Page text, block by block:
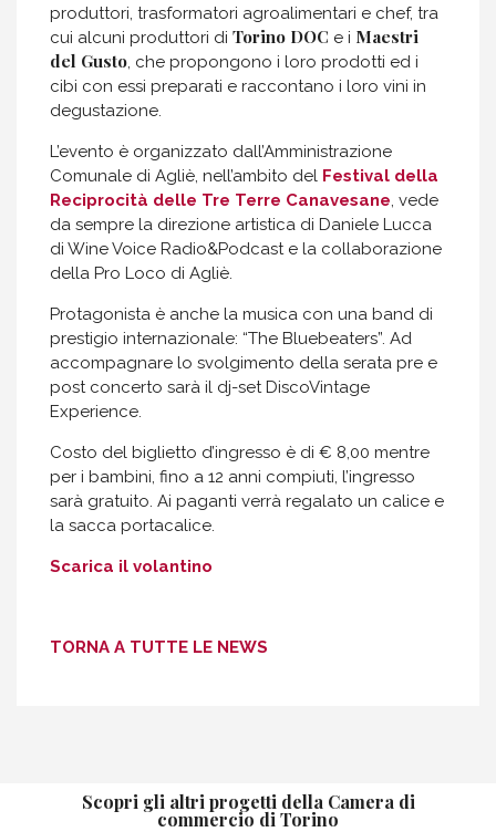
produttori, trasformatori agroalimentari e chef, tra
cui alcuni produttori di Torino DOC e i Maestri
del Gusto, che propongono i loro prodotti ed i
cibi con essi preparati e raccontano i loro vini in
degustazione.
L’evento è organizzato dall’Amministrazione
Comunale di Agliè, nell’ambito del Festival della
Reciprocità delle Tre Terre Canavesane, vede
da sempre la direzione artistica di Daniele Lucca
di Wine Voice Radio&Podcast e la collaborazione
della Pro Loco di Agliè.
Protagonista è anche la musica con una band di
prestigio internazionale: “The Bluebeaters”. Ad
accompagnare lo svolgimento della serata pre e
post concerto sarà il dj-set DiscoVintage
Experience.
Costo del biglietto d’ingresso è di € 8,00 mentre
per i bambini, fino a 12 anni compiuti, l’ingresso
sarà gratuito. Ai paganti verrà regalato un calice e
la sacca portacalice.
Scarica il volantino
TORNA A TUTTE LE NEWS
Scopri gli altri progetti della Camera di
commercio di Torino